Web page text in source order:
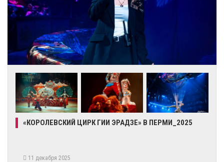
«КОРОЛЕВСКИЙ ЦИРК ГИИ ЭРАДЗЕ» В ПЕРМИ_2025
11 декабря 2025